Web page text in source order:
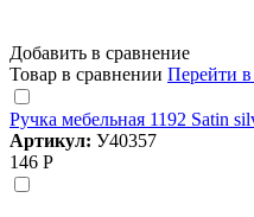
Добавить в сравнение
Товар в сравнении Перейти
Ручка мебельная 1192 Satin
Артикул: У40357
146 Р